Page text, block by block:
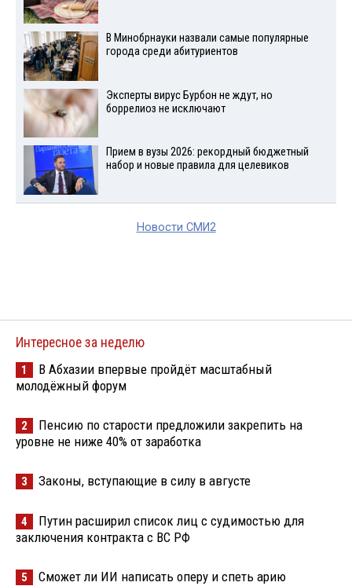
В Минобрнауки назвали самые популярные
города среди абитуриентов
Эксперты вирус Бурбон не ждут, но
боррелиоз не исключают
Прием в вузы 2026: рекордный бюджетный
набор и новые правила для целевиков
Новости СМИ2
Интересное за неделю
1
В Абхазии впервые пройдёт масштабный
молодёжный форум
2
Пенсию по старости предложили закрепить на
уровне не ниже 40% от заработка
3 Законы, вступающие в силу в августе
4
Путин расширил список лиц с судимостью для
заключения контракта с ВС РФ
5 Сможет ли ИИ написать оперу и спеть арию